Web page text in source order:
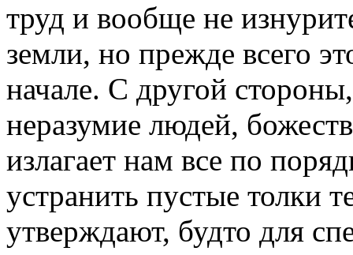
труд и вообще не
земли, но прежде всего
начале. С другой
неразумие людей,
излагает нам все по
устранить пустые толки
утверждают, будто для